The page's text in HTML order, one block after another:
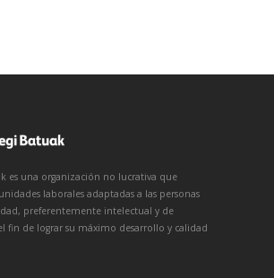
es una organización no lucrativa que
laborales adaptadas a las personas
preferentemente intelectual y de
fin de lograr su máximo desarrollo y calidad